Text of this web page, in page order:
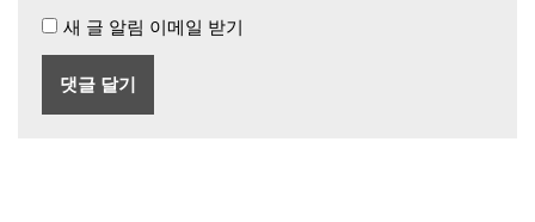
새 글 알림 이메일 받기